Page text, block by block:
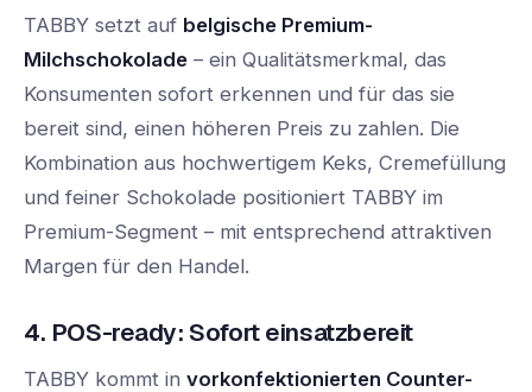
TABBY setzt auf belgische Premium-
Milchschokolade – ein Qualitätsmerkmal, das
Konsumenten sofort erkennen und für das sie
bereit sind, einen höheren Preis zu zahlen. Die
Kombination aus hochwertigem Keks, Cremefüllung
und feiner Schokolade positioniert TABBY im
Premium-Segment – mit entsprechend attraktiven
Margen für den Handel.
4. POS-ready: Sofort einsatzbereit
TABBY kommt in vorkonfektionierten Counter-